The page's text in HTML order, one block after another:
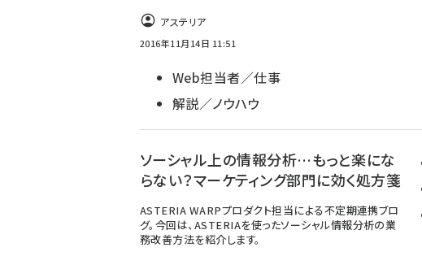
アステリア
2016年11月14日 11:51
Web担当者／仕事
解説／ノウハウ
ソーシャル上の情報分析…もっと楽にな
らない？マーケティング部門に効く処方箋
ASTERIA WARPプロダクト担当による不定期連携ブロ
グ。今回は、ASTERIAを使ったソーシャル情報分析の業
務改善方法を紹介します。